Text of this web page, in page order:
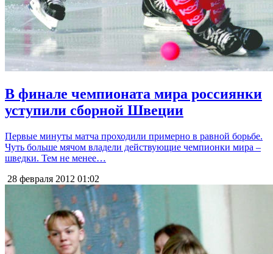
В финале чемпионата мира россиянки
уступили сборной Швеции
Первые минуты матча проходили примерно в равной борьбе.
Чуть больше мячом владели действующие чемпионки мира –
шведки. Тем не менее…
28 февраля 2012 01:02